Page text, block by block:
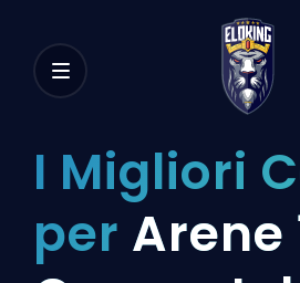
I Migliori
per Arene